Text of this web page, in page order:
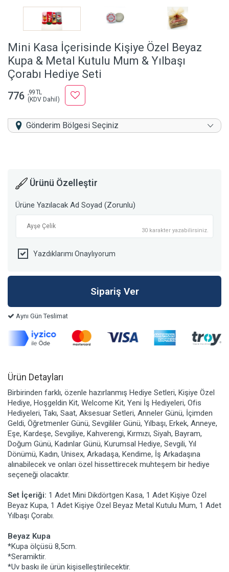
Mini Kasa İçerisinde Kişiye Özel Beyaz
Kupa & Metal Kutulu Mum & Yılbaşı
Çorabı Hediye Seti
776 ,99 TL
(KDV Dahil)
Gönderim Bölgesi Seçiniz
Ürünü Özelleştir
Ürüne Yazılacak Ad Soyad (Zorunlu)
30 karakter yazabilirsiniz.
Yazdıklarımı Onaylıyorum
Aynı Gün Teslimat
Ürün Detayları
Birbirinden farklı, özenle hazırlanmış Hediye Setleri, Kişiye Özel
Hediye, Hoşgeldin Kit, Welcome Kit, Yeni İş Hediyeleri, Ofis
Hediyeleri, Takı, Saat, Aksesuar Setleri, Anneler Günü, İçimden
Geldi, Öğretmenler Günü, Sevgililer Günü, Yılbaşı, Erkek, Anneye,
Eşe, Kardeşe, Sevgiliye, Kahverengi, Kırmızı, Siyah, Bayram,
Doğum Günü, Kadınlar Günü, Kurumsal Hediye, Sevgili, Yıl
Dönümü, Kadın, Unisex, Arkadaşa, Kendime, İş Arkadaşına
alınabilecek ve onları özel hissettirecek muhteşem bir hediye
seçeneği olacaktır.
Set İçeriği: 1 Adet Mini Dikdörtgen Kasa, 1 Adet Kişiye Özel
Beyaz Kupa, 1 Adet Kişiye Özel Beyaz Metal Kutulu Mum, 1 Adet
Yılbaşı Çorabı.
Beyaz Kupa
*Kupa ölçüsü 8,5cm.
*Seramiktir.
*Uv baskı ile ürün kişiselleştirilecektir.